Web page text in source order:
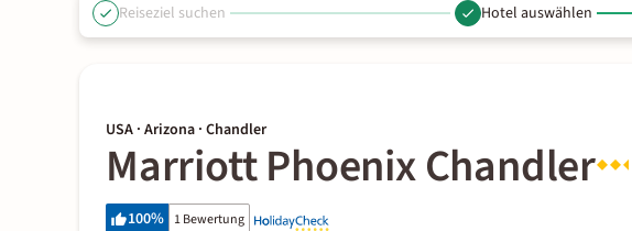
Reiseziel suchen Hotel auswählen
USA · Arizona · Chandler
Marriott Phoenix Chandler
100% 1 Bewertung